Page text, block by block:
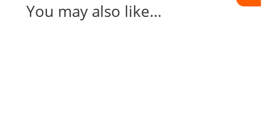
You may also like…